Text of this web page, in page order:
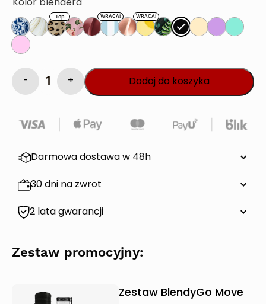
ilość
BlendyGo
Dodaj do koszyka
Darmowa dostawa w 48h
30 dni na zwrot
2 lata gwarancji
Zestaw promocyjny:
Zestaw BlendyGo Move